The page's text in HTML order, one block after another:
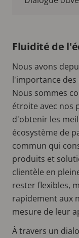
Fluidité de
Nous avons
l'importance
Nous sommes
étroite avec nos
d'obtenir les
écosystème de
commun qui
produits et
clientèle en
rester flexibles,
rapidement aux
mesure de leur
À travers un